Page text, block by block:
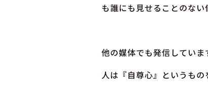
も誰にも見せることのない
他の媒体でも発信していま
人は『自尊心』というも